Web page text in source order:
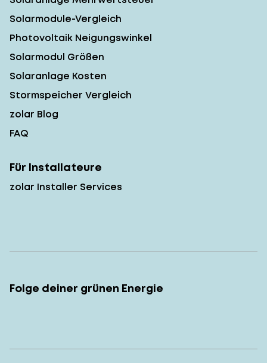
Solarmodule-Vergleich
Photovoltaik Neigungswinkel
Solarmodul Größen
Solaranlage Kosten
Stormspeicher Vergleich
zolar Blog
FAQ
Für Installateure
zolar Installer Services
Folge deiner grünen Energie